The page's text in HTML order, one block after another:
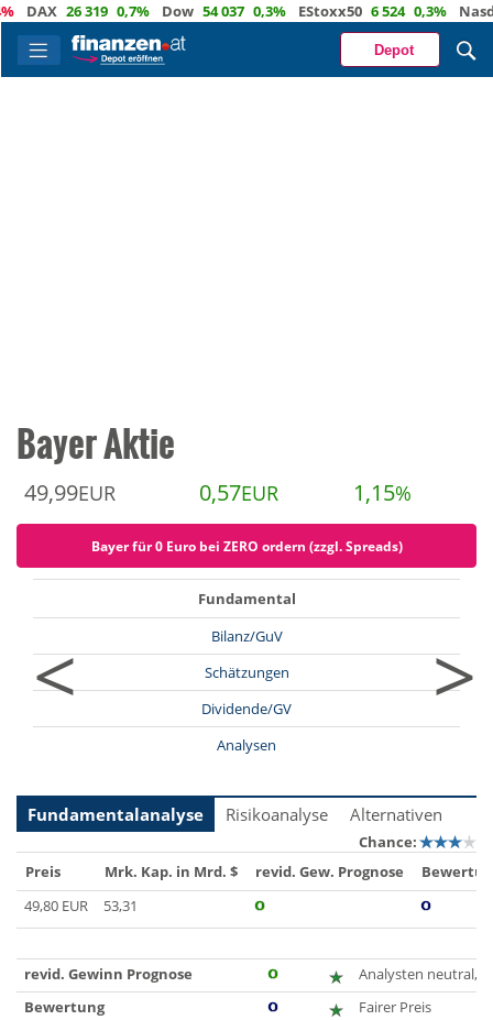
DAX 26 319 0,7% Dow 54 037 0,3% EStoxx50 6 524 0,3% Nasdaq
Depot
Bayer Aktie
49,99EUR 0,57EUR 1,15%
Bayer für 0 Euro bei ZERO ordern (zzgl. Spreads)
<
Fundamental
Bilanz/GuV
Schätzungen
Dividende/GV
Analysen
>
Fundamentalanalyse Risikoanalyse Alternativen
Chance:
Preis
Mrk. Kap. in Mrd. $ revid. Gew. Prognose
49,80 EUR
53,31
revid. Gewinn Prognose
Analysten neutral,
Bewertung
Fairer Preis